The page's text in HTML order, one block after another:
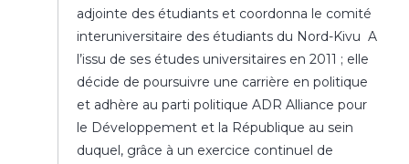
adjointe des étudiants et coordonna le comité
interuniversitaire des étudiants du Nord-Kivu A
l’issu de ses études universitaires en 2011 ; elle
décide de poursuivre une carrière en politique
et adhère au parti politique ADR Alliance pour
le Développement et la République au sein
duquel, grâce à un exercice continuel de